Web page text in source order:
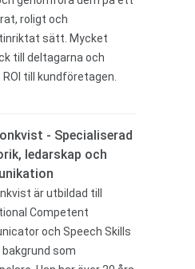
roligt och
sätt. Mycket
till deltagarna och
till kundföretagen.
- Specialiserad
ledarskap och
är utbildad till
Competent
och Speech Skills
bakgrund som